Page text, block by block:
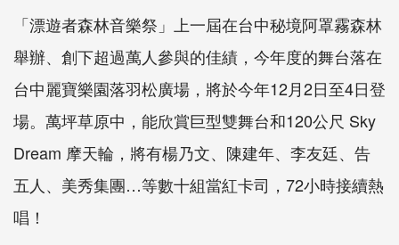
「漂遊者森林音樂祭」上一屆在台中秘境阿罩霧森林
舉辦、創下超過萬人參與的佳績，今年度的舞台落在
台中麗寶樂園落羽松廣場，將於今年12月2日至4日登
場。萬坪草原中，能欣賞巨型雙舞台和120公尺 Sky
Dream 摩天輪，將有楊乃文、陳建年、李友廷、告
五人、美秀集團…等數十組當紅卡司，72小時接續熱
唱！